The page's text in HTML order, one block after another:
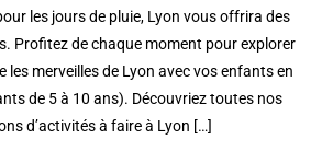
les jours de pluie, Lyon vous offrira des
Profitez de chaque moment pour explorer
les merveilles de Lyon avec vos enfants en
de 5 à 10 ans). Découvriez toutes nos
d’activités à faire à Lyon […]